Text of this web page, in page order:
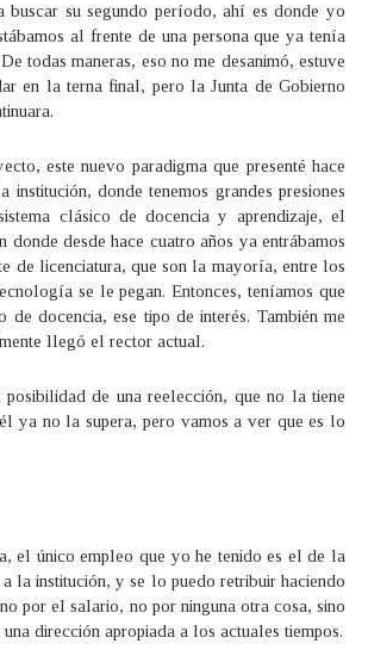
su segundo período, ahí es donde yo
al frente de una persona que ya tenía
todas maneras, eso no me desanimó, estuve
en la terna final, pero la Junta de Gobierno
este nuevo paradigma que presenté hace
donde tenemos grandes presiones
clásico de docencia y aprendizaje, el
desde hace cuatro años ya entrábamos
de licenciatura, que son la mayoría, entre los
se le pegan. Entonces, teníamos que
docencia, ese tipo de interés. También me
llegó el rector actual.
de una reelección, que no la tiene
ya no la supera, pero vamos a ver que es lo
el único empleo que yo he tenido es el de la
la institución, y se lo puedo retribuir haciendo
por el salario, no por ninguna otra cosa, sino
dirección apropiada a los actuales tiempos.